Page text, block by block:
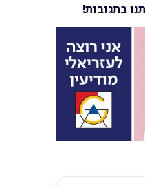
בתגובות!